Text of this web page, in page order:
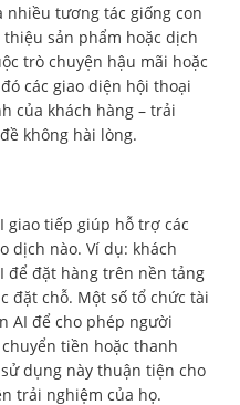
nhiều tương tác giống con
sản phẩm hoặc dịch
trò chuyện hậu mãi hoặc
các giao diện hội thoại
của khách hàng – trải
không hài lòng.
giao tiếp giúp hỗ trợ các
dịch nào. Ví dụ: khách
để đặt hàng trên nền tảng
đặt chỗ. Một số tổ chức tài
AI để cho phép người
tiền hoặc thanh
dụng này thuận tiện cho
trải nghiệm của họ.